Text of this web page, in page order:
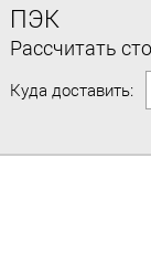
ПЭК
Рассчитать
Куда доставить: